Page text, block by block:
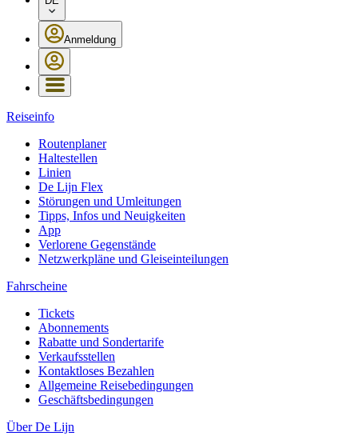
Anmeldung
Reiseinfo
Routenplaner
Haltestellen
Linien
De Lijn Flex
Störungen und Umleitungen
Tipps, Infos und Neuigkeiten
App
Verlorene Gegenstände
Netzwerkpläne und Gleiseinteilungen
Fahrscheine
Tickets
Abonnements
Rabatte und Sondertarife
Verkaufsstellen
Kontaktloses Bezahlen
Allgemeine Reisebedingungen
Geschäftsbedingungen
Über De Lijn